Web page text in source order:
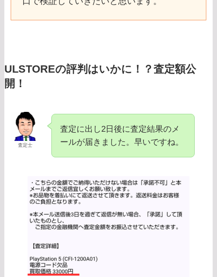
ULSTOREの評判はいかに！？査定額公
開！
査定士
査定に出し2日後に査定結果のメ
ールが届きました。早いですね。